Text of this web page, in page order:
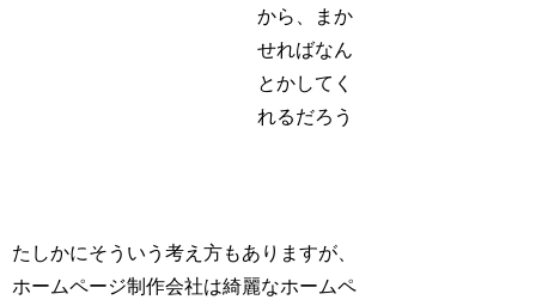
から、まか
せればなん
とかしてく
れるだろう
たしかにそういう考え方もありますが、
ホームページ制作会社は綺麗なホームペ